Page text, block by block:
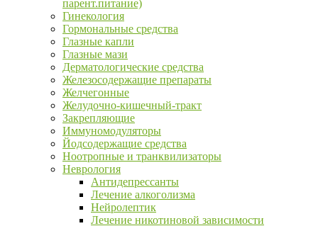
парент.питание)
Гинекология
Гормональные средства
Глазные капли
Глазные мази
Дерматологические средства
Железосодержащие препараты
Желчегонные
Желудочно-кишечный-тракт
Закрепляющие
Иммуномодуляторы
Йодсодержащие средства
Ноотропные и транквилизаторы
Неврология
Антидепрессанты
Лечение алкоголизма
Нейролептик
Лечение никотиновой зависимости